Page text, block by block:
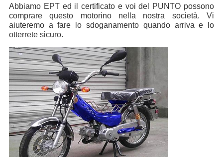
Abbiamo EPT ed il certificato e voi del PUNTO possono
comprare questo motorino nella nostra società. Vi
aiuteremo a fare lo sdoganamento quando arriva e lo
otterrete sicuro.